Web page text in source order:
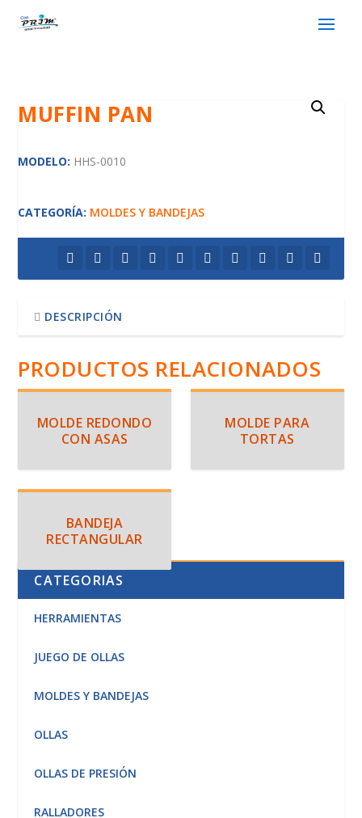
MUFFIN PAN
MODELO: HHS-0010
CATEGORÍA: MOLDES Y BANDEJAS
DESCRIPCIÓN
PRODUCTOS RELACIONADOS
MOLDE REDONDO
CON ASAS
MOLDE PARA
TORTAS
BANDEJA
RECTANGULAR
CATEGORIAS
HERRAMIENTAS
JUEGO DE OLLAS
MOLDES Y BANDEJAS
OLLAS
OLLAS DE PRESIÓN
RALLADORES